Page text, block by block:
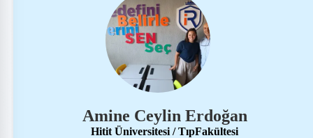
Amine Ceylin Erdoğan
Hitit Üniversitesi / TıpFakültesi